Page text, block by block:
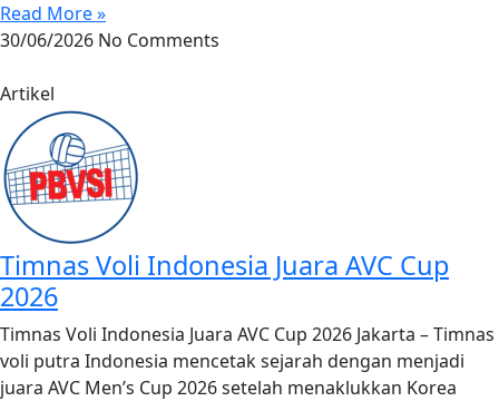
Read More »
30/06/2026 No Comments
Artikel
Timnas Voli Indonesia Juara AVC Cup
2026
Timnas Voli Indonesia Juara AVC Cup 2026 Jakarta – Timnas
voli putra Indonesia mencetak sejarah dengan menjadi
juara AVC Men’s Cup 2026 setelah menaklukkan Korea